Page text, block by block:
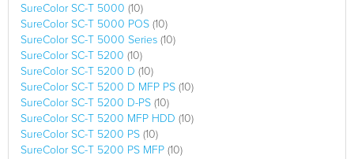
SureColor SC-T 5000 (10)
SureColor SC-T 5000 POS (10)
SureColor SC-T 5000 Series (10)
SureColor SC-T 5200 (10)
SureColor SC-T 5200 D (10)
SureColor SC-T 5200 D MFP PS (10)
SureColor SC-T 5200 D-PS (10)
SureColor SC-T 5200 MFP HDD (10)
SureColor SC-T 5200 PS (10)
SureColor SC-T 5200 PS MFP (10)